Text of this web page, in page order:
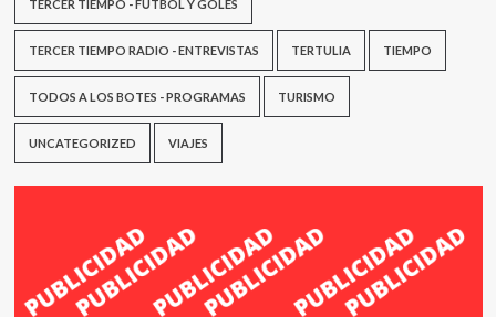
TERCER TIEMPO - FÚTBOL Y GOLES
TERCER TIEMPO RADIO - ENTREVISTAS TERTULIA TIEMPO
TODOS A LOS BOTES - PROGRAMAS TURISMO
UNCATEGORIZED VIAJES